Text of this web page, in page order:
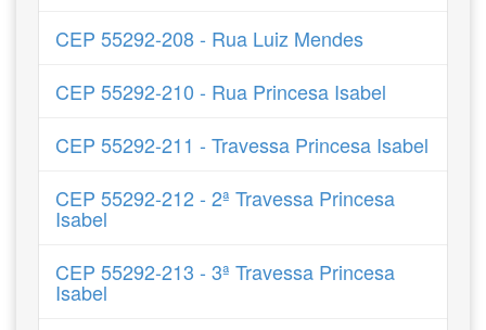
CEP 55292-208 - Rua Luiz Mendes
CEP 55292-210 - Rua Princesa Isabel
CEP 55292-211 - Travessa Princesa Isabel
CEP 55292-212 - 2ª Travessa Princesa
Isabel
CEP 55292-213 - 3ª Travessa Princesa
Isabel